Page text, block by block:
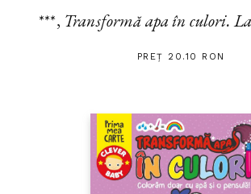
***, Transformă apa în culori.
PREȚ 20.10 RON